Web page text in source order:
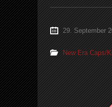
29. September
New Era Caps/